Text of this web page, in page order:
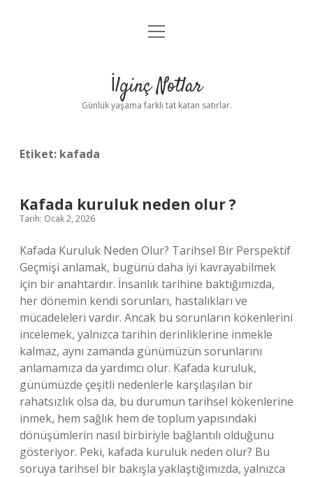
Anasayfa
Yasal Uyarı
menüyü
İlginç Notlar
Günlük yaşama farklı tat katan satırlar.
Etiket: kafada
Kafada kuruluk neden olur ?
Tarih: Ocak 2, 2026
Kafada Kuruluk Neden Olur? Tarihsel Bir Perspektif
Geçmişi anlamak, bugünü daha iyi kavrayabilmek
için bir anahtardır. İnsanlık tarihine baktığımızda,
her dönemin kendi sorunları, hastalıkları ve
mücadeleleri vardır. Ancak bu sorunların kökenlerini
incelemek, yalnızca tarihin derinliklerine inmekle
kalmaz, aynı zamanda günümüzün sorunlarını
anlamamıza da yardımcı olur. Kafada kuruluk,
günümüzde çeşitli nedenlerle karşılaşılan bir
rahatsızlık olsa da, bu durumun tarihsel kökenlerine
inmek, hem sağlık hem de toplum yapısındaki
dönüşümlerin nasıl birbiriyle bağlantılı olduğunu
gösteriyor. Peki, kafada kuruluk neden olur? Bu
soruya tarihsel bir bakışla yaklaştığımızda, yalnızca